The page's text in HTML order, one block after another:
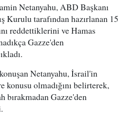
Netanyahu, ABD Başkanı
Kurulu tarafından hazırlanan 15
reddettiklerini ve Hamas
Gazze'den
Netanyahu, İsrail'in
konusu olmadığını belirterek,
bırakmadan Gazze'den